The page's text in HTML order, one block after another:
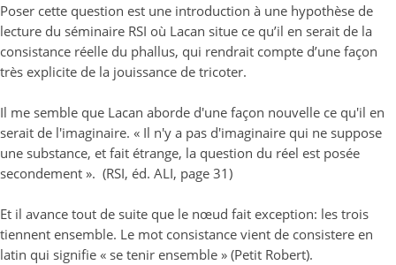
Poser cette question est une introduction à une hypothèse de
lecture du séminaire RSI où Lacan situe ce qu’il en serait de la
consistance réelle du phallus, qui rendrait compte d’une façon
très explicite de la jouissance de tricoter.
Il me semble que Lacan aborde d'une façon nouvelle ce qu'il en
serait de l'imaginaire. « Il n'y a pas d'imaginaire qui ne suppose
une substance, et fait étrange, la question du réel est posée
secondement ». (RSI, éd. ALI, page 31)
Et il avance tout de suite que le nœud fait exception: les trois
tiennent ensemble. Le mot consistance vient de consistere en
latin qui signifie « se tenir ensemble » (Petit Robert).